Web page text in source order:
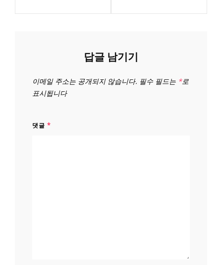
답글 남기기
이메일 주소는 공개되지 않습니다. 필수 필드는 *로
표시됩니다
댓글 *